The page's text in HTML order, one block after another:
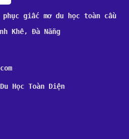
phục giấc mơ du học toàn cầu
Khê, Đà Nẵng
Học Toàn Diện